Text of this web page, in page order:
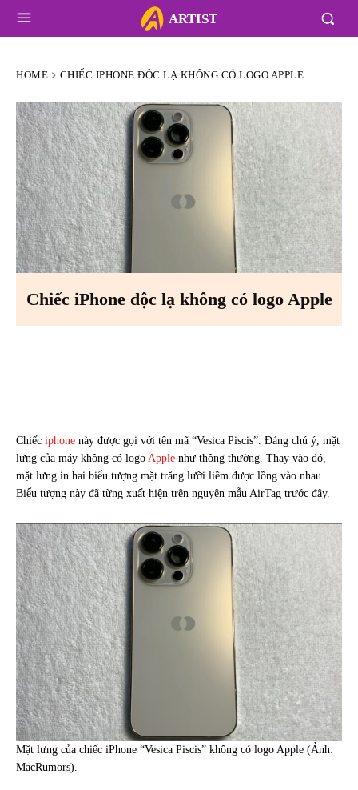
ARTIST
HOME CHIẾC IPHONE ĐỘC LẠ KHÔNG CÓ LOGO APPLE
Chiếc iPhone độc lạ không có logo Apple
Chiếc iphone này được gọi với tên mã “Vesica Piscis”. Đáng chú ý, mặt
lưng của máy không có logo Apple như thông thường. Thay vào đó,
mặt lưng in hai biểu tượng mặt trăng lưỡi liềm được lồng vào nhau.
Biểu tượng này đã từng xuất hiện trên nguyên mẫu AirTag trước đây.
Mặt lưng của chiếc iPhone “Vesica Piscis” không có logo Apple (Ảnh:
MacRumors).